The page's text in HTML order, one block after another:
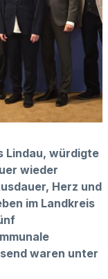
Lindau, würdigte
wieder
Herz und
im Landkreis
waren unter